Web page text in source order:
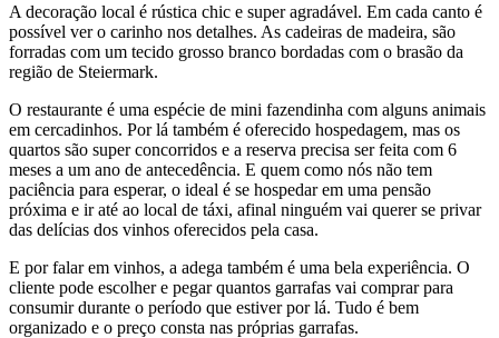
A decoração local é rústica chic e super agradável. Em cada canto é
possível ver o carinho nos detalhes. As cadeiras de madeira, são
forradas com um tecido grosso branco bordadas com o brasão da
região de Steiermark.
O restaurante é uma espécie de mini fazendinha com alguns animais
em cercadinhos. Por lá também é oferecido hospedagem, mas os
quartos são super concorridos e a reserva precisa ser feita com 6
meses a um ano de antecedência. E quem como nós não tem
paciência para esperar, o ideal é se hospedar em uma pensão
próxima e ir até ao local de táxi, afinal ninguém vai querer se privar
das delícias dos vinhos oferecidos pela casa.
E por falar em vinhos, a adega também é uma bela experiência. O
cliente pode escolher e pegar quantos garrafas vai comprar para
consumir durante o período que estiver por lá. Tudo é bem
organizado e o preço consta nas próprias garrafas.